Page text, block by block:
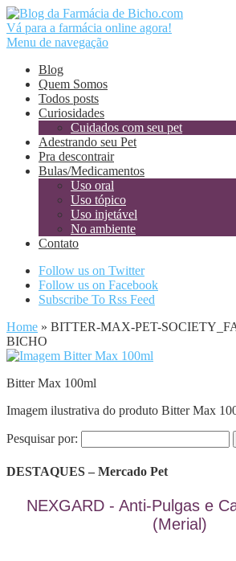
Vá para a farmácia online agora!
Menu de navegação
Blog
Quem Somos
Todos posts
Curiosidades
Cuidados com seu pet
Adestrando seu Pet
Pra descontrair
Bulas/Medicamentos
Uso oral
Uso tópico
Uso injetável
No ambiente
Contato
Follow us on Twitter
Follow us on Facebook
Subscribe To Rss Feed
Home » BITTER-MAX-PET-
BICHO
Bitter Max 100ml
Imagem ilustrativa do produto Bitter Max
Pesquisar por:
DESTAQUES – Mercado Pet
NEXGARD - Anti-Pulgas e
(Merial)